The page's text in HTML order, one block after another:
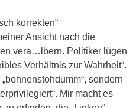
korrekten“
Ansicht nach die
vera…lbern. Politiker lügen
Verhältnis zur Wahrheit“.
sondern
Mir macht es